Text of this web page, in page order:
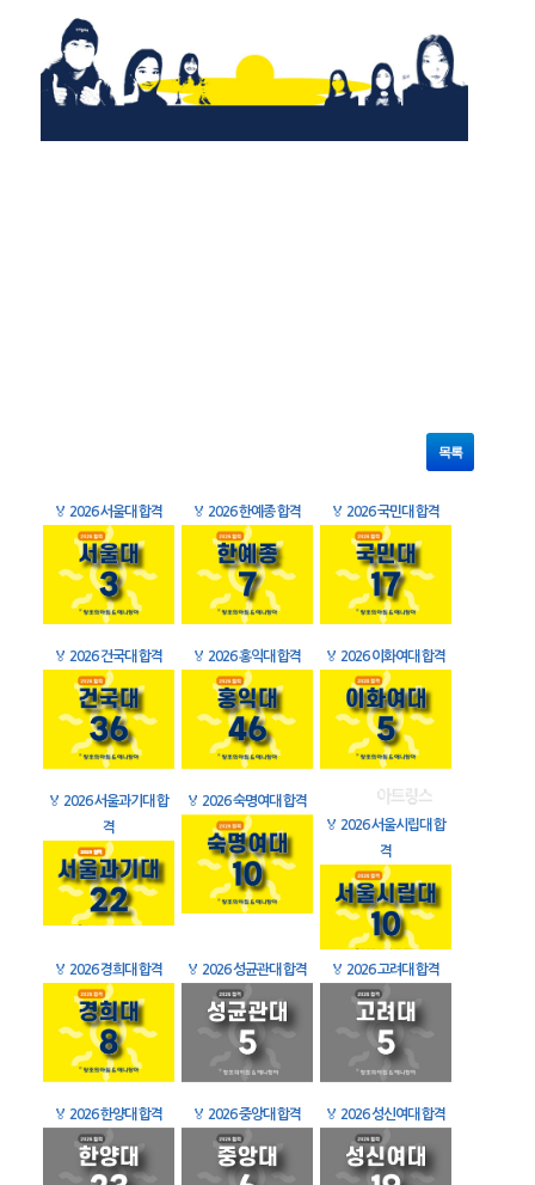
목록
🏅 2026 서울대 합격 🏅 2026 한예종 합격 🏅 2026 국민대 합격
🏅 2026 건국대 합격 🏅 2026 홍익대 합격 🏅 2026 이화여대 합격
🏅 2026 서울과기대 합
격
🏅 2026 숙명여대 합격
🏅 2026 서울시립대 합
격
🏅 2026 경희대 합격 🏅 2026 성균관대 합격 🏅 2026 고려대 합격
🏅 2026 한양대 합격 🏅 2026 중앙대 합격 🏅 2026 성신여대 합격